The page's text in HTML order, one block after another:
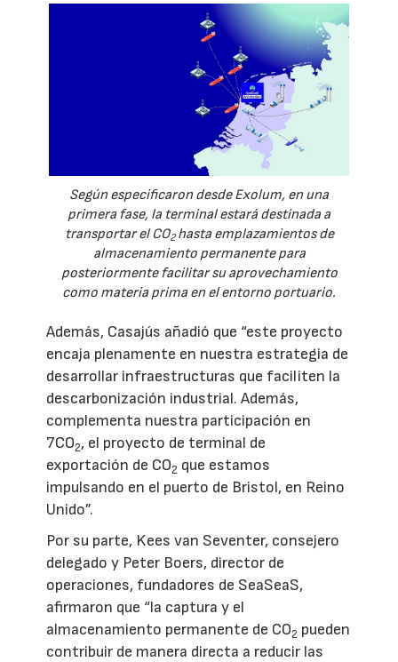
Según especificaron desde Exolum, en una
primera fase, la terminal estará destinada a
transportar el CO2hasta emplazamientos de
almacenamiento permanente para
posteriormente facilitar su aprovechamiento
como materia prima en el entorno portuario.
Además, Casajús añadió que “este proyecto
encaja plenamente en nuestra estrategia de
desarrollar infraestructuras que faciliten la
descarbonización industrial. Además,
complementa nuestra participación en
7CO2, el proyecto de terminal de
exportación de CO2 que estamos
impulsando en el puerto de Bristol, en Reino
Unido”.
Por su parte, Kees van Seventer, consejero
delegado y Peter Boers, director de
operaciones, fundadores de SeaSeaS,
afirmaron que “la captura y el
almacenamiento permanente de CO2 pueden
contribuir de manera directa a reducir las